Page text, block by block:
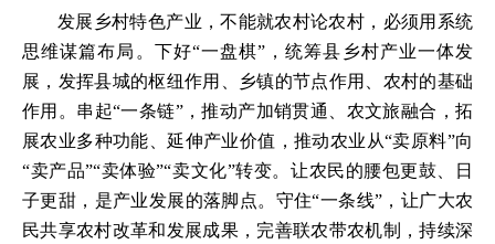
发展乡村特色产业，不能就农村论农村，必须用系统
思维谋篇布局。下好“一盘棋”，统筹县乡村产业一体发
展，发挥县城的枢纽作用、乡镇的节点作用、农村的基础
作用。串起“一条链”，推动产加销贯通、农文旅融合，拓
展农业多种功能、延伸产业价值，推动农业从“卖原料”向
“卖产品”“卖体验”“卖文化”转变。让农民的腰包更鼓、日
子更甜，是产业发展的落脚点。守住“一条线”，让广大农
民共享农村改革和发展成果，完善联农带农机制，持续深